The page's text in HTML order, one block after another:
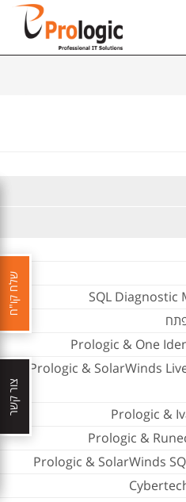
SQL Diagnostic
Prologic & One
Prologic & SolarWinds
Prologic &
Prologic &
Prologic & SolarWinds
שלח קו"ח
צור קשר